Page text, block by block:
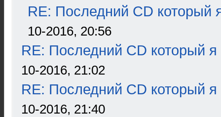
RE: Последний CD который
10-2016, 20:56
RE: Последний CD который я
10-2016, 21:02
RE: Последний CD который я
10-2016, 21:40